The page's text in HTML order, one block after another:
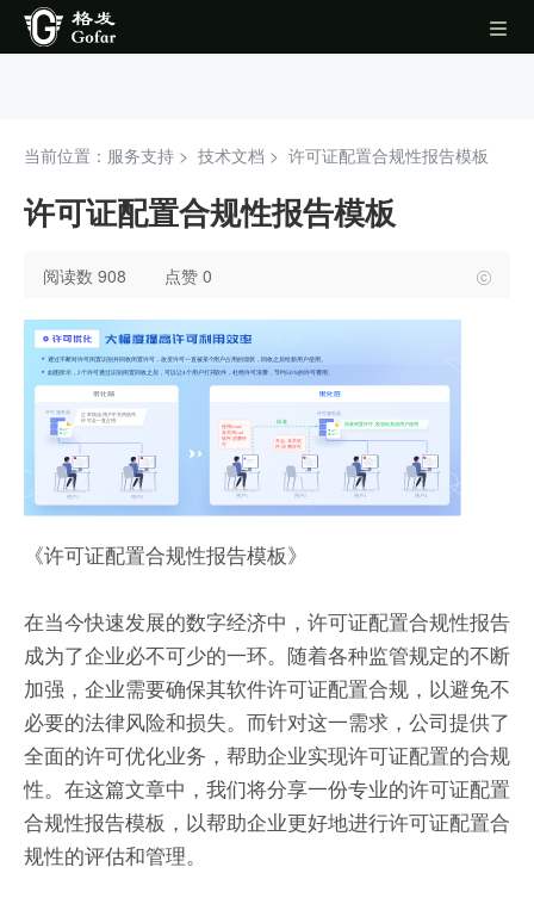
当前位置：服务支持 > 技术文档 > 许可证配置合规性报告模板
许可证配置合规性报告模板
阅读数 908 点赞 0
《许可证配置合规性报告模板》
在当今快速发展的数字经济中，许可证配置合规性报告
成为了企业必不可少的一环。随着各种监管规定的不断
加强，企业需要确保其软件许可证配置合规，以避免不
必要的法律风险和损失。而针对这一需求，公司提供了
全面的许可优化业务，帮助企业实现许可证配置的合规
性。在这篇文章中，我们将分享一份专业的许可证配置
合规性报告模板，以帮助企业更好地进行许可证配置合
规性的评估和管理。